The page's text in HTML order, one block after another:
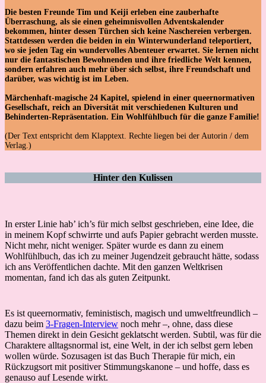
Die besten Freunde Tim und Keiji erleben eine zauberhafte
Überraschung, als sie einen geheimnisvollen Adventskalender
bekommen, hinter dessen Türchen sich keine Naschereien verbergen.
Stattdessen werden die beiden in ein Winterwunderland teleportiert,
wo sie jeden Tag ein wundervolles Abenteuer erwartet. Sie lernen nicht
nur die fantastischen Bewohnenden und ihre friedliche Welt kennen,
sondern erfahren auch mehr über sich selbst, ihre Freundschaft und
darüber, was wichtig ist im Leben.
Märchenhaft-magische 24 Kapitel, spielend in einer queernormativen
Gesellschaft, reich an Diversität mit verschiedenen Kulturen und
Behinderten-Repräsentation. Ein Wohlfühlbuch für die ganze Familie!
(Der Text entspricht dem Klapptext. Rechte liegen bei der Autorin / dem
Verlag.)
Hinter den Kulissen
In erster Linie hab’ ich’s für mich selbst geschrieben, eine Idee, die
in meinem Kopf schwirrte und aufs Papier gebracht werden musste.
Nicht mehr, nicht weniger. Später wurde es dann zu einem
Wohlfühlbuch, das ich zu meiner Jugendzeit gebraucht hätte, sodass
ich ans Veröffentlichen dachte. Mit den ganzen Weltkrisen
momentan, fand ich das als guten Zeitpunkt.
Es ist queernormativ, feministisch, magisch und umweltfreundlich –
dazu beim 3-Fragen-Interview noch mehr –, ohne, dass diese
Themen direkt in dein Gesicht geklatscht werden. Subtil, was für die
Charaktere alltagsnormal ist, eine Welt, in der ich selbst gern leben
wollen würde. Sozusagen ist das Buch Therapie für mich, ein
Rückzugsort mit positiver Stimmungskanone – und hoffe, dass es
genauso auf Lesende wirkt.